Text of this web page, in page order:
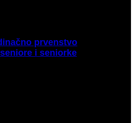
prvenstvo
i seniorke